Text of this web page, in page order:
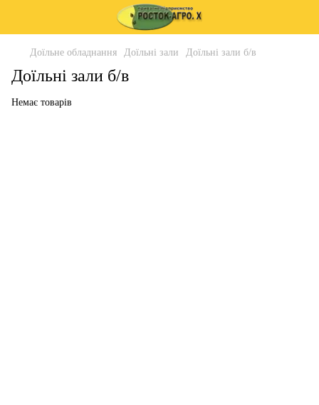
Доїльне обладнання Доїльні зали Доїльні зали б/в
Доїльні зали б/в
Немає товарів